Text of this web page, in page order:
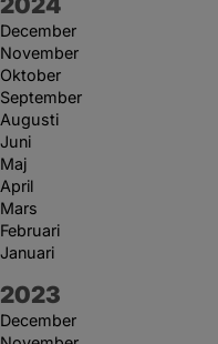
December
November
Oktober
September
Augusti
Juni
Maj
April
Mars
Februari
Januari
År:
2023
December